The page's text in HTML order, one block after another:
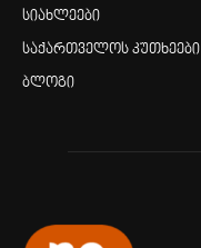
სიახლეები
საქართველოს კუთხეები
ბლოგი